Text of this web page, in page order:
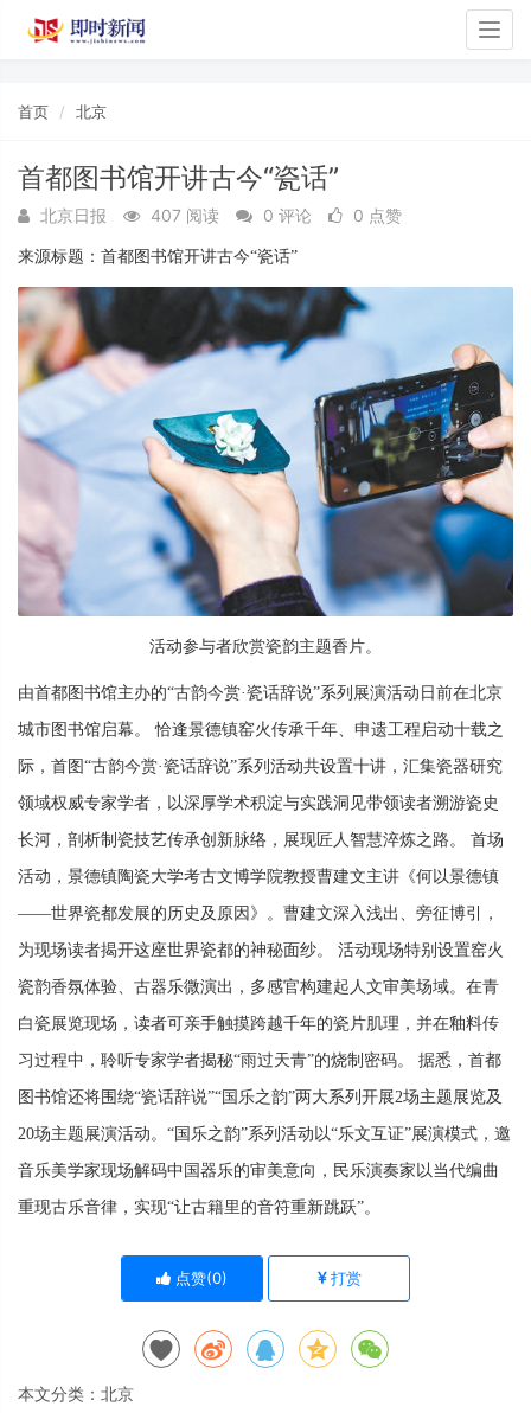
首页 北京
首都图书馆开讲古今“瓷话”
北京日报 407 阅读 0 评论 0 点赞
来源标题：首都图书馆开讲古今“瓷话”
活动参与者欣赏瓷韵主题香片。
由首都图书馆主办的“古韵今赏·瓷话辞说”系列展演活动日前在北京
城市图书馆启幕。 恰逢景德镇窑火传承千年、申遗工程启动十载之
际，首图“古韵今赏·瓷话辞说”系列活动共设置十讲，汇集瓷器研究
领域权威专家学者，以深厚学术积淀与实践洞见带领读者溯游瓷史
长河，剖析制瓷技艺传承创新脉络，展现匠人智慧淬炼之路。 首场
活动，景德镇陶瓷大学考古文博学院教授曹建文主讲《何以景德镇
——世界瓷都发展的历史及原因》。曹建文深入浅出、旁征博引，
为现场读者揭开这座世界瓷都的神秘面纱。 活动现场特别设置窑火
瓷韵香氛体验、古器乐微演出，多感官构建起人文审美场域。在青
白瓷展览现场，读者可亲手触摸跨越千年的瓷片肌理，并在釉料传
习过程中，聆听专家学者揭秘“雨过天青”的烧制密码。 据悉，首都
图书馆还将围绕“瓷话辞说”“国乐之韵”两大系列开展2场主题展览及
20场主题展演活动。“国乐之韵”系列活动以“乐文互证”展演模式，邀
音乐美学家现场解码中国器乐的审美意向，民乐演奏家以当代编曲
重现古乐音律，实现“让古籍里的音符重新跳跃”。
点赞(0) 打赏
本文分类： 北京